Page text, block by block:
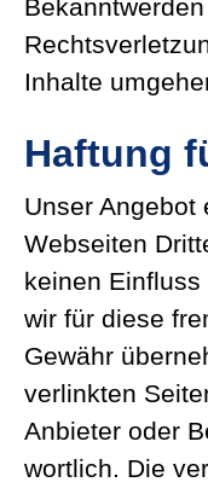
Inhalte
Haftung
Unser Angebot
Webseiten
keinen
wir für diese
Gewähr
verlinkten
Anbieter oder
wortlich. Die